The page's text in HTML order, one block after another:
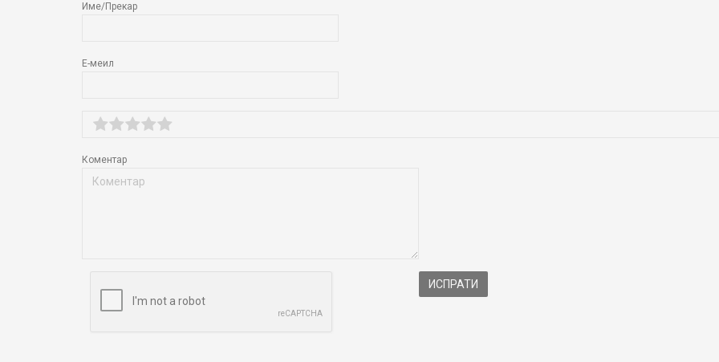
Име/Прекар
Е-меил
Коментар
ИСПРАТИ